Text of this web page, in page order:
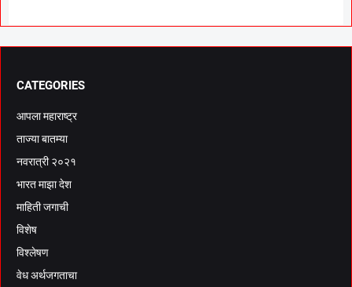
CATEGORIES
आपला महाराष्ट्र
ताज्या बातम्या
नवरात्री २०२१
भारत माझा देश
माहिती जगाची
विशेष
विश्लेषण
वेध अर्थजगताचा